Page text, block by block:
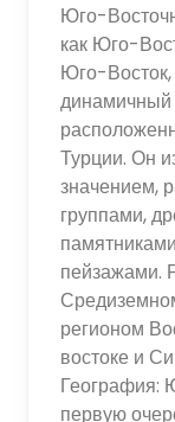
Юго-
как Юго-
Юго-Восток,
динамичный
Турции. Он
значением,
группами,
пейзажами.
регионом
востоке и
География:
первую